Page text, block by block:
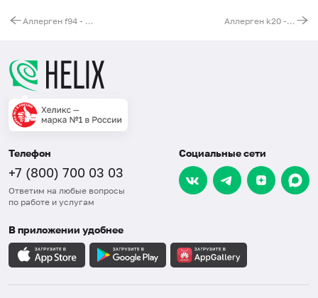
Аллерген f94 - груша, IgE, ИФА Аллерген k20 - шерсть, IgE, ИФА
Телефон
+7 (800) 700 03 03
Ответим на любые вопросы
по работе и услугам
Социальные сети
В приложении удобнее